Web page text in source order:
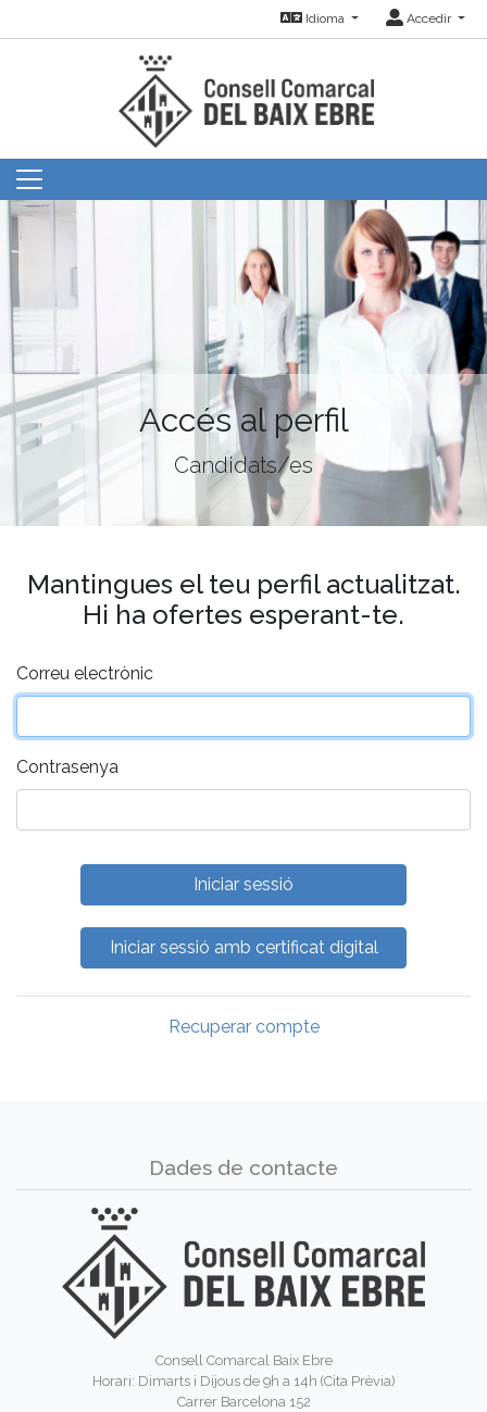
Idioma Accedir
Accés al perfil
Candidats/es
Mantingues el teu perfil actualitzat.
Hi ha ofertes esperant-te.
Correu electrònic
Contrasenya
Recuperar compte
Dades de contacte
Consell Comarcal Baix Ebre
Horari: Dimarts i Dijous de 9h a 14h (Cita Prèvia)
Carrer Barcelona 152